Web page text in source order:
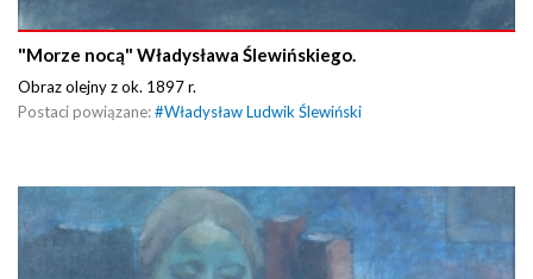
"Morze nocą" Władysława Ślewińskiego.
Obraz olejny z ok. 1897 r.
Postaci powiązane:#Władysław Ludwik Ślewiński